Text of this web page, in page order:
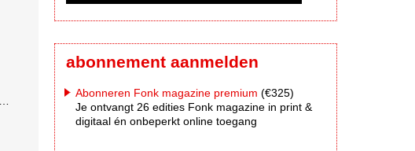
abonnement aanmelden
Abonneren Fonk magazine premium (€325)
Je ontvangt 26 edities Fonk magazine in print &
digitaal én onbeperkt online toegang